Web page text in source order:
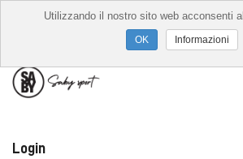
Login
Utilizzando il nostro sito web acconsenti
Informazioni